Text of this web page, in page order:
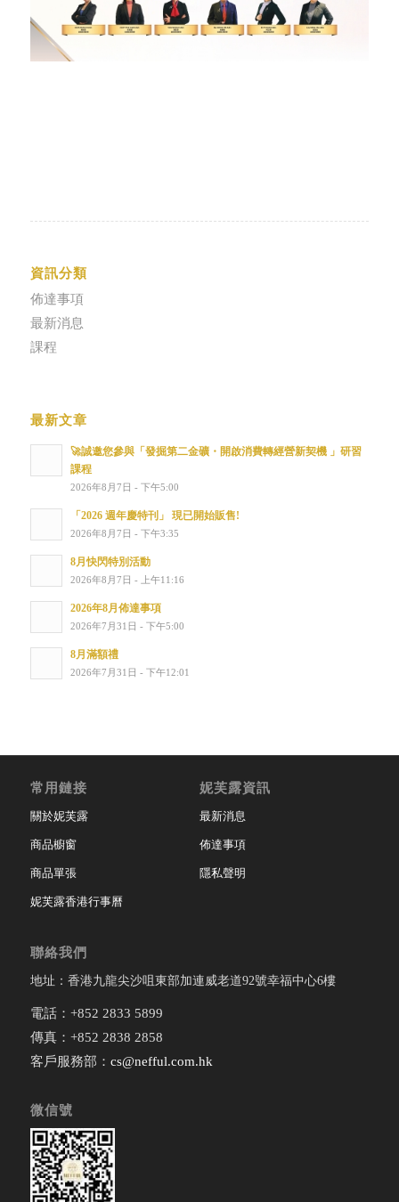
資訊分類
佈達事項
最新消息
課程
最新文章
🚀誠邀您參與「發掘第二金礦・開啟消費轉經營新契機 」研習
課程
2026年8月7日 - 下午5:00
「2026 週年慶特刊」 現已開始販售!
2026年8月7日 - 下午3:35
8月快閃特別活動
2026年8月7日 - 上午11:16
2026年8月佈達事項
2026年7月31日 - 下午5:00
8月滿額禮
2026年7月31日 - 下午12:01
常用鏈接
關於妮芙露
商品櫥窗
商品單張
妮芙露香港行事曆
妮芙露資訊
最新消息
佈達事項
隱私聲明
聯絡我們
地址：香港九龍尖沙咀東部加連威老道92號幸福中心6樓
電話：+852 2833 5899
傳真：+852 2838 2858
客戶服務部： cs@nefful.com.hk
微信號